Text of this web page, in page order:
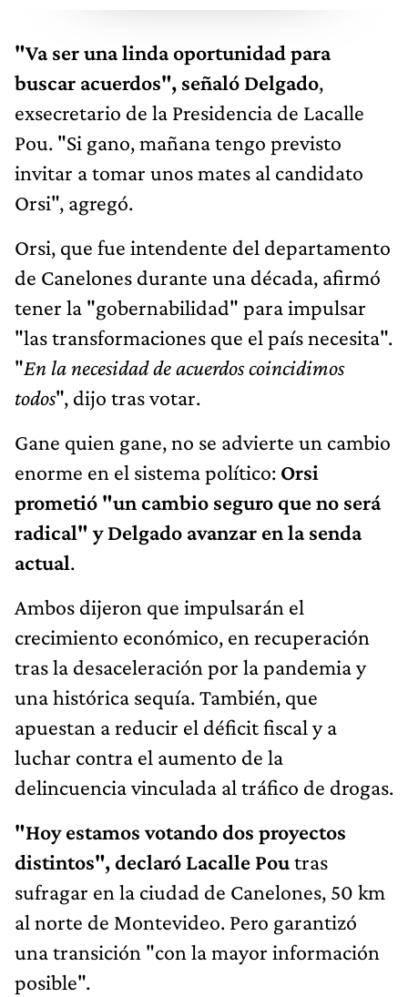
"Va ser una linda oportunidad para
buscar acuerdos", señaló Delgado,
exsecretario de la Presidencia de Lacalle
Pou. "Si gano, mañana tengo previsto
invitar a tomar unos mates al candidato
Orsi", agregó.
Orsi, que fue intendente del departamento
de Canelones durante una década, afirmó
tener la "gobernabilidad" para impulsar
"las transformaciones que el país necesita".
"En la necesidad de acuerdos coincidimos
todos", dijo tras votar.
Gane quien gane, no se advierte un cambio
enorme en el sistema político: Orsi
prometió "un cambio seguro que no será
radical" y Delgado avanzar en la senda
actual.
Ambos dijeron que impulsarán el
crecimiento económico, en recuperación
tras la desaceleración por la pandemia y
una histórica sequía. También, que
apuestan a reducir el déficit fiscal y a
luchar contra el aumento de la
delincuencia vinculada al tráfico de drogas.
"Hoy estamos votando dos proyectos
distintos", declaró Lacalle Poutras
sufragar en la ciudad de Canelones, 50 km
al norte de Montevideo. Pero garantizó
una transición "con la mayor información
posible".